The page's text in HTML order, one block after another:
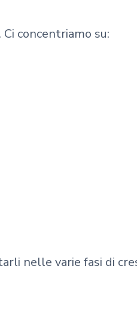
concentriamo su:
nelle varie fasi di